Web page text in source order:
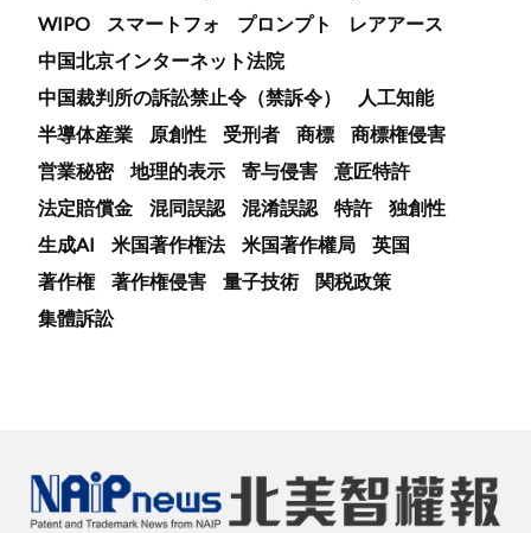
WIPO
スマートフォ プロンプト
レアアース
中国北京インターネット法院
中国裁判所の訴訟禁止令（禁訴令）
人工知能
半導体産業
原創性 受刑者 商標
商標権侵害
営業秘密
地理的表示 寄与侵害
意匠特許
法定賠償金
混同誤認 混淆誤認 特許
独創性
生成AI
米国著作権法 米国著作權局
英国
著作権
著作権侵害 量子技術
関税政策
集體訴訟